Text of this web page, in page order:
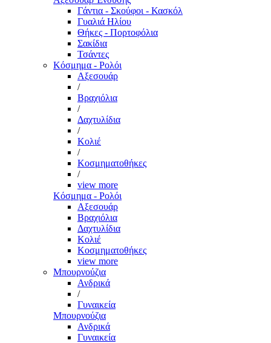
Γάντια - Σκούφοι - Κασκόλ
Γυαλιά Ηλίου
Θήκες - Πορτοφόλια
Σακίδια
Τσάντες
Κόσμημα - Ρολόι
Αξεσουάρ
/
Βραχιόλια
/
Δαχτυλίδια
/
Κολιέ
/
Κοσμηματοθήκες
/
view more
Κόσμημα - Ρολόι
Αξεσουάρ
Βραχιόλια
Δαχτυλίδια
Κολιέ
Κοσμηματοθήκες
view more
Μπουρνούζια
Ανδρικά
/
Γυναικεία
Μπουρνούζια
Ανδρικά
Γυναικεία